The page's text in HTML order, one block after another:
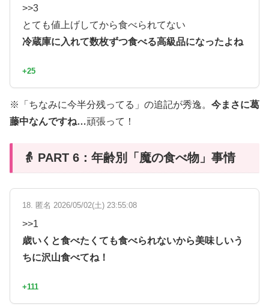
>>3
とても値上げしてから食べられてない
冷蔵庫に入れて数枚ずつ食べる高級品になったよね
+25
※「ちなみに今半分残ってる」の追記が秀逸。 今まさに葛
藤中なんですね…頑張って！
👵 PART 6：年齢別「魔の食べ物」事情
18. 匿名 2026/05/02(土) 23:55:08
>>1
歳いくと食べたくても食べられないから美味しいう
ちに沢山食べてね！
+111